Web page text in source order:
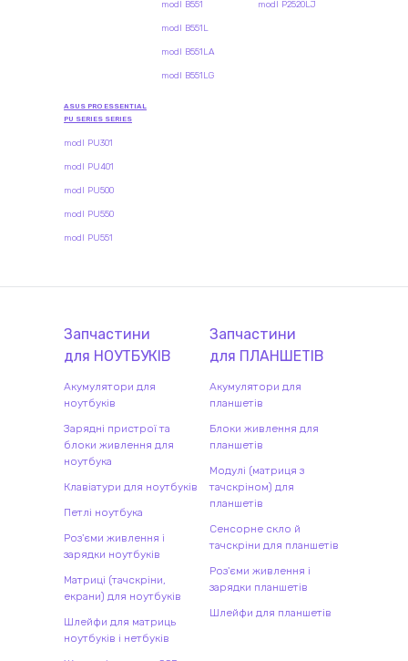
modl B551
modl B551L
modl B551LA
modl B551LG
modl P2520LJ
ASUS PRO ESSENTIAL
PU SERIES SERIES
modl PU301
modl PU401
modl PU500
modl PU550
modl PU551
Запчастини
для НОУТБУКІВ
Акумулятори для
ноутбуків
Зарядні пристрої та
блоки живлення для
ноутбука
Клавіатури для ноутбуків
Петлі ноутбука
Роз'єми живлення і
зарядки ноутбуків
Матриці (тачскріни,
екрани) для ноутбуків
Шлейфи для матриць
ноутбуків і нетбуків
Запчастини
для ПЛАНШЕТІВ
Акумулятори для
планшетів
Блоки живлення для
планшетів
Модулі (матриця з
тачскріном) для
планшетів
Сенсорне скло й
тачскріни для планшетів
Роз'єми живлення і
зарядки планшетів
Шлейфи для планшетів